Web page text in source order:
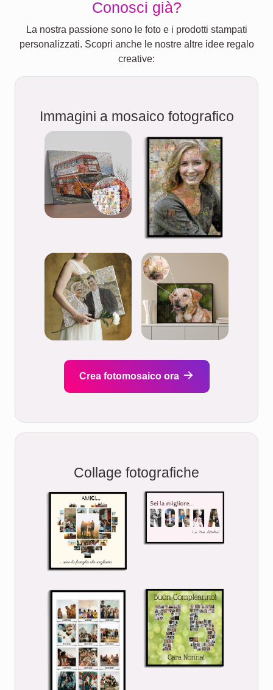
Conosci già?
La nostra passione sono le foto e i prodotti stampati
personalizzati. Scopri anche le nostre altre idee regalo
creative:
Immagini a mosaico fotografico
Crea fotomosaico ora
Collage fotografiche